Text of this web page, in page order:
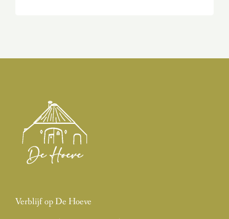
Verblijf op De Hoeve